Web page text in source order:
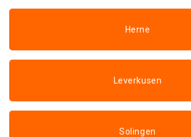
Herne
Leverkusen
Solingen